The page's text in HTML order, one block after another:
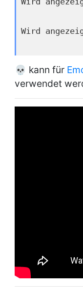
Wird
💀 kann für
verwendet